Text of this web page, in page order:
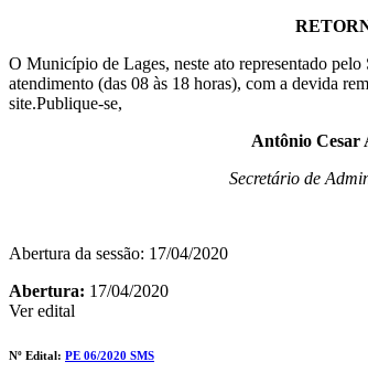
O Município de Lages, neste ato representado
atendimento (das 08 às 18 horas), com a devida
site.Publique-se,
Antônio Cesar Alves
Secretário de
Abertura da sessão: 17/04/2020
Abertura: 17/04/2020
Ver edital
Nº Edital: PE 06/2020 SMS